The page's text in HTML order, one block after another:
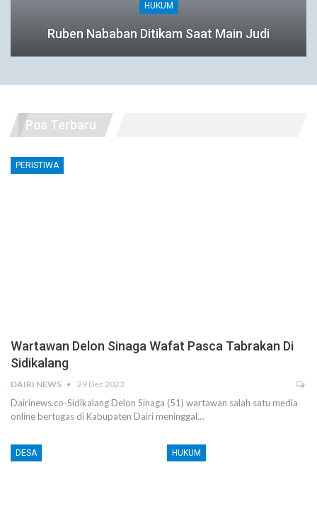
HUKUM
Ruben Nababan Ditikam Saat Main Judi
Pos Terbaru
PERISTIWA
Wartawan Delon Sinaga Wafat Pasca Tabrakan Di
Sidikalang
DAIRI NEWS 29 Dec 2023
Dairinews.co-Sidikalang Delon Sinaga (51) wartawan salah satu media
online bertugas di Kabupaten Dairi meninggal…
DESA HUKUM